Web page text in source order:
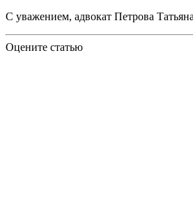
С уважением, адвокат Петрова
Оцените статью